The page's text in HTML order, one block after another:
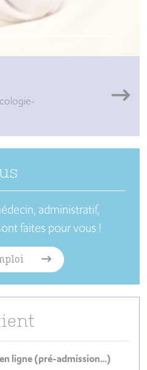
administratif,
faites pour vous !
ligne (pré-admission…)